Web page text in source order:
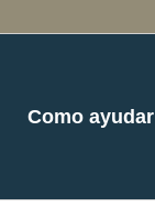
Como ayudar